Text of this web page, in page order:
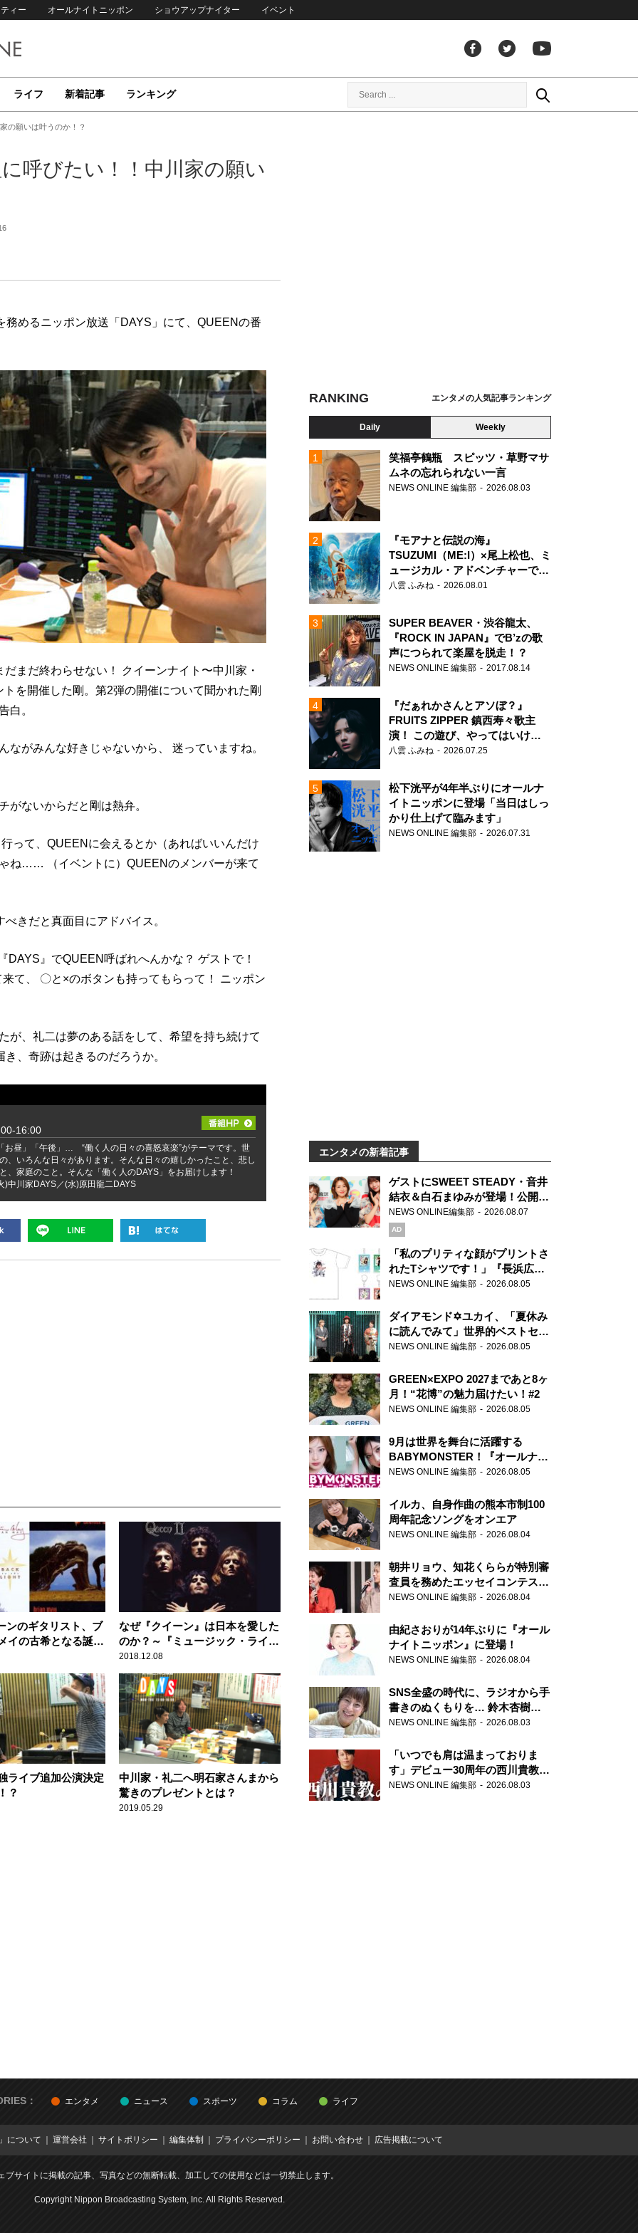
ィー オールナイトニッポン ショウアップナイター イベント
ライフ 新着記事 ランキング
の願いは叶うのか！？
呼びたい！！中川家の願い
めるニッポン放送「DAYS」にて、QUEENの番
まだ終わらせない！ クイーンナイト〜中川家・
を開催した剛。第2弾の開催について聞かれた剛
白。
がみんな好きじゃないから、 迷っていますね。
がないからだと剛は熱弁。
って、QUEENに会えるとか（あればいいんだけ
ね…… （イベントに）QUEENのメンバーが来て
きだと真面目にアドバイス。
』でQUEEN呼ばれへんかな？ ゲストで！
て、 〇と×のボタンも持ってもらって！ ニッポン
が、礼二は夢のある話をして、希望を持ち続けて
、奇跡は起きるのだろうか。
16:00
お昼」「午後」… “働く人の日々の喜怒哀楽”がテーマです。世
、いろんな日々があります。そんな日々の嬉しかったこと、悲し
、家庭のこと。そんな「働く人のDAYS」をお届けします！
)中川家DAYS／(水)原田龍二DAYS
ンのギタリスト、ブ
イの古希となる誕生
なぜ『クイーン』は日本を愛した
のか？～『ミュージック・ライ
フ』元編集長が語るストーリー
2018.12.08
ライブ追加公演決定
？
中川家・礼二へ明石家さんまから
驚きのプレゼントとは？
2019.05.29
RANKING エンタメの人気記事ランキング
Daily Weekly
笑福亭鶴瓶 スピッツ・草野マサ
ムネの忘れられない一言
NEWS ONLINE 編集部 2026.08.03
『モアナと伝説の海』
TSUZUMI（ME:I）×尾上松也、ミ
ュージカル・アドベンチャーで美
声を響かせる
八雲 ふみね 2026.08.01
SUPER BEAVER・渋谷龍太、
『ROCK IN JAPAN』でB’zの歌
声につられて楽屋を脱走！？
NEWS ONLINE 編集部 2017.08.14
『だぁれかさんとアソぼ？』
FRUITS ZIPPER 鎮西寿々歌主
演！ この遊び、やってはいけま
せん。
八雲 ふみね 2026.07.25
松下洸平が4年半ぶりにオールナ
イトニッポンに登場「当日はしっ
かり仕上げて臨みます」
NEWS ONLINE 編集部 2026.07.31
エンタメの新着記事
ゲストにSWEET STEADY・音井
結衣＆白石まゆみが登場！公開収
録で素顔全開！
NEWS ONLINE編集部 2026.08.07
AD
「私のプリティな顔がプリントさ
れたTシャツです！」『長浜広奈
天下無双』初の番組グッズ発売
NEWS ONLINE 編集部 2026.08.05
ダイアモンド✡ユカイ、「夏休み
に読んでみて」世界的ベストセラ
ー『アナスタシア』を紹介
NEWS ONLINE 編集部 2026.08.05
GREEN×EXPO 2027まであと8ヶ
月！“花博”の魅力届けたい！#2
NEWS ONLINE 編集部 2026.08.05
9月は世界を舞台に活躍する
BABYMONSTER！『オールナイ
トニッポンPODCAST』月替わり
NEWS ONLINE 編集部 2026.08.05
イルカ、自身作曲の熊本市制100
周年記念ソングをオンエア
NEWS ONLINE 編集部 2026.08.04
朝井リョウ、知花くららが特別審
査員を務めたエッセイコンテスト
の特別番組「#いまあなたに伝え
NEWS ONLINE 編集部 2026.08.04
由紀さおりが14年ぶりに『オール
ナイトニッポン』に登場！
NEWS ONLINE 編集部 2026.08.04
SNS全盛の時代に、ラジオから手
書きのぬくもりを… 鈴木杏樹の
直筆はがきが届く！
郵便局
NEWS ONLINE 編集部 2026.08.03
「いつでも肩は温まっておりま
す」デビュー30周年の西川貴教が
『オールナイトニッポン』に登
NEWS ONLINE 編集部 2026.08.03
： エンタメ ニュース スポーツ コラム ライフ
について 運営会社 サイトポリシー 編集体制 プライバシーポリシー お問い合わせ 広告掲載について
ブサイトに掲載の記事、写真などの無断転載、加工しての使用などは一切禁止します。
Copyright Nippon Broadcasting System, Inc. All Rights Reserved.